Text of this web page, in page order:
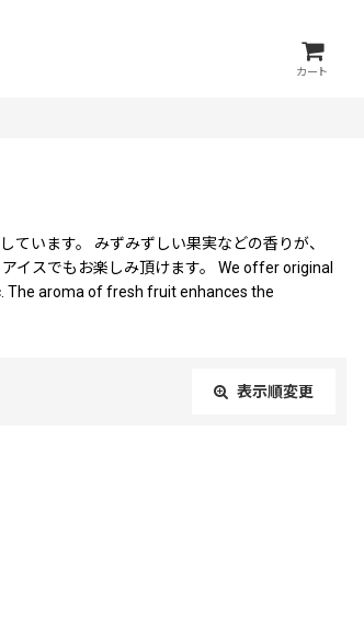
カート
います。 みずみずしい果実などの香りが、
イスでもお楽しみ頂けます。 We offer original
The aroma of fresh fruit enhances the
表示順変更